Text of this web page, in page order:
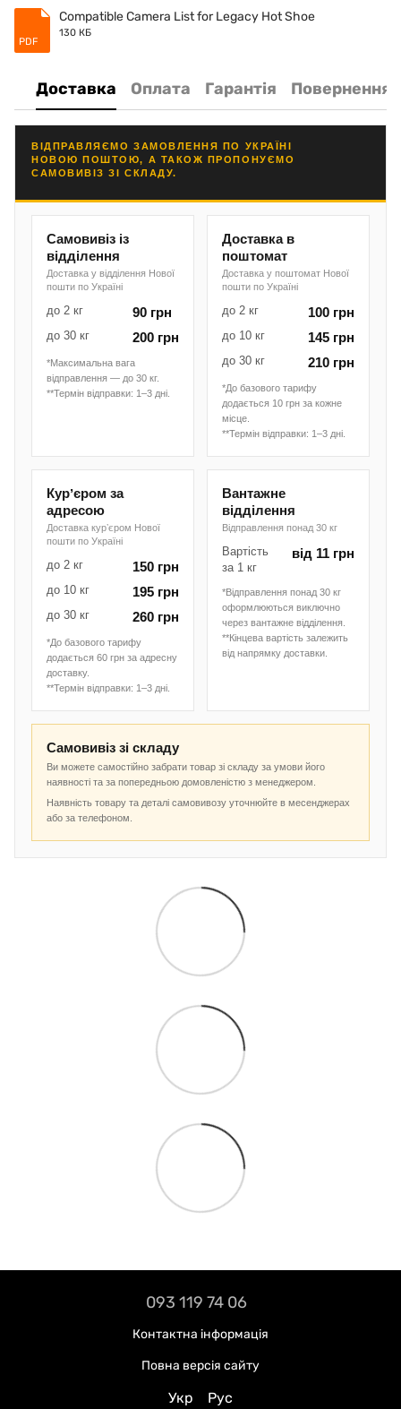
PDF
Compatible Camera List for Legacy Hot Shoe
130 КБ
Доставка Оплата Гарантія Повернення
ВІДПРАВЛЯЄМО ЗАМОВЛЕННЯ ПО УКРАЇНІ
НОВОЮ ПОШТОЮ, А ТАКОЖ ПРОПОНУЄМО
САМОВИВІЗ ЗІ СКЛАДУ.
Самовивіз із
відділення
Доставка у відділення Нової
пошти по Україні
до 2 кг 90 грн
до 30 кг 200 грн
*Максимальна вага
відправлення — до 30 кг.
**Термін відправки: 1–3 дні.
Доставка в
поштомат
Доставка у поштомат Нової
пошти по Україні
до 2 кг 100 грн
до 10 кг 145 грн
до 30 кг 210 грн
*До базового тарифу
додається 10 грн за кожне
місце.
**Термін відправки: 1–3 дні.
Курʼєром за
адресою
Доставка курʼєром Нової
пошти по Україні
до 2 кг 150 грн
до 10 кг 195 грн
до 30 кг 260 грн
*До базового тарифу
додається 60 грн за адресну
доставку.
**Термін відправки: 1–3 дні.
Вантажне
відділення
Відправлення понад 30 кг
Вартість
за 1 кг
від 11 грн
*Відправлення понад 30 кг
оформлюються виключно
через вантажне відділення.
**Кінцева вартість залежить
від напрямку доставки.
Самовивіз зі складу
Ви можете самостійно забрати товар зі складу за умови його
наявності та за попередньою домовленістю з менеджером.
Наявність товару та деталі самовивозу уточнюйте в месенджерах
або за телефоном.
093 119 74 06
Контактна інформація
Повна версія сайту
Укр Рус